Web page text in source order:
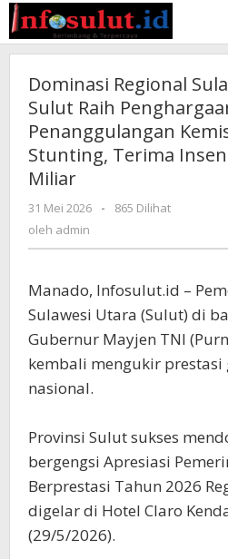
Lewati
ke
konten
Dominasi Regional
Sulut Raih
Penanggulangan
Stunting, Terima
Miliar
31 Mei 2026
oleh
-
865 Dilihat
oleh admin
Manado, Infosulut.id –
Sulawesi Utara (Sulut) di
Gubernur Mayjen TNI
kembali mengukir
nasional.
Provinsi Sulut sukses
bergengsi Apresiasi
Berprestasi Tahun 2026
digelar di Hotel Claro
(29/5/2026).